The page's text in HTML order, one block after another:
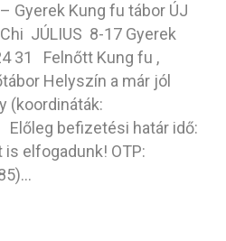
Gyerek Kung fu tábor ÚJ
JÚLIUS 8-17 Gyerek
31 Felnőtt Kung fu ,
Helyszín a már jól
(koordináták:
Előleg befizetési határ idő:
elfogadunk! OTP: